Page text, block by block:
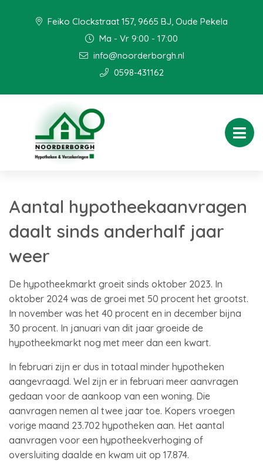
Feiko Clockstraat 157, 9665 BJ, Oude Pekela
Ma - Vr 9:00 - 17:00
info@noorderborgh.nl
0598-431162
Aantal hypotheekaanvragen
daalt sinds anderhalf jaar
weer
De hypotheekmarkt groeit sinds oktober 2023. In
oktober 2024 was de groei met 50 procent het grootst.
In november was het 40 procent en in december bijna
30 procent. In januari van dit jaar groeide de
hypotheekmarkt nog met meer dan een kwart.
In februari zijn er dus in totaal minder hypotheken
aangevraagd. Wel zijn er in februari meer aanvragen
gedaan voor de aankoop van een woning. Die
aanvragen nemen al twee jaar toe. Kopers vroegen
vorige maand 23.702 hypotheken aan. Het aantal
aanvragen voor een hypotheekverhoging of
oversluiting daalde en kwam uit op 17.874.